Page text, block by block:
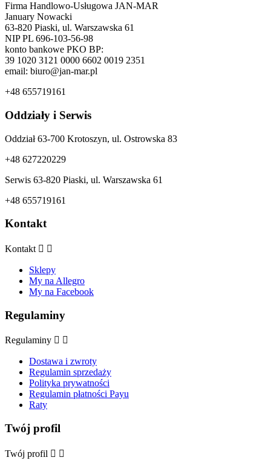
Firma Handlowo-Usługowa JAN-MAR
January Nowacki
63-820 Piaski, ul. Warszawska 61
NIP PL 696-103-56-98
konto bankowe PKO BP:
39 1020 3121 0000 6602 0019 2351
email: biuro@jan-mar.pl
+48 655719161
Oddziały i Serwis
Oddział 63-700 Krotoszyn, ul. Ostrowska 83
+48 627220229
Serwis 63-820 Piaski, ul. Warszawska 61
+48 655719161
Kontakt
Kontakt  
Sklepy
My na Allegro
My na Facebook
Regulaminy
Regulaminy  
Dostawa i zwroty
Regulamin sprzedaży
Polityka prywatności
Regulamin płatności Payu
Raty
Twój profil
Twój profil  